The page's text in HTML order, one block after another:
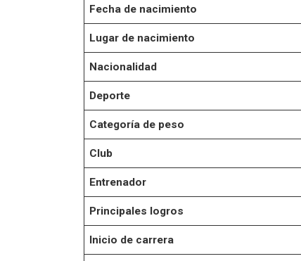
Fecha de nacimiento
Lugar de nacimiento
Nacionalidad
Deporte
Categoría de peso
Club
Entrenador
Principales logros
Inicio de carrera